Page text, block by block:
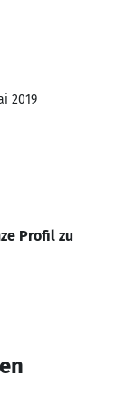
2019
Profil zu